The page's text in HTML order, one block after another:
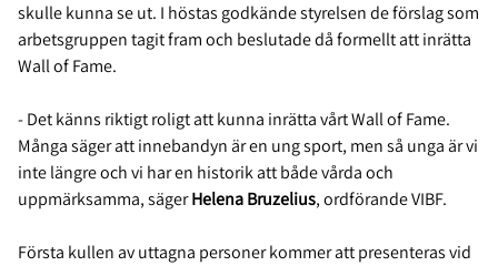
skulle kunna se ut. I höstas godkände styrelsen de förslag som
arbetsgruppen tagit fram och beslutade då formellt att inrätta
Wall of Fame.
- Det känns riktigt roligt att kunna inrätta vårt Wall of Fame.
Många säger att innebandyn är en ung sport, men så unga är vi
inte längre och vi har en historik att både vårda och
uppmärksamma, sägerHelena Bruzelius, ordförande VIBF.
Första kullen av uttagna personer kommer att presenteras vid